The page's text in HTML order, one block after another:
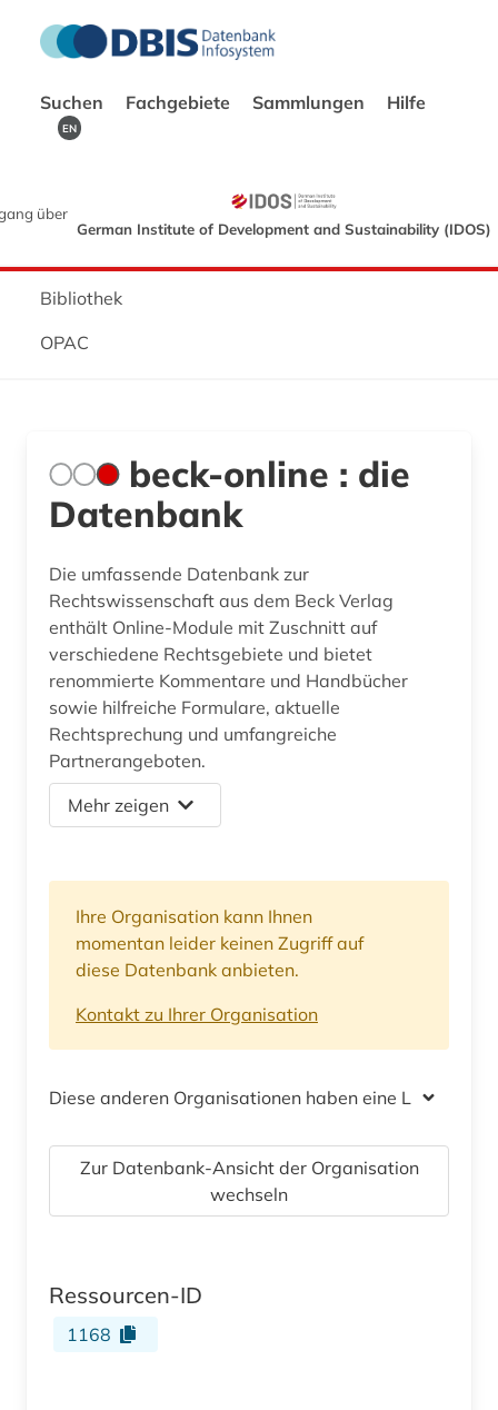
Suchen Fachgebiete Sammlungen Hilfe
EN
über
German Institute of Development and Sustainability (IDOS)
Bibliothek
OPAC
beck-online : die
Datenbank
Die umfassende Datenbank zur
Rechtswissenschaft aus dem Beck Verlag
enthält Online-Module mit Zuschnitt auf
verschiedene Rechtsgebiete und bietet
renommierte Kommentare und Handbücher
sowie hilfreiche Formulare, aktuelle
Rechtsprechung und umfangreiche
Partnerangeboten.
Mehr zeigen
Ihre Organisation kann Ihnen
momentan leider keinen Zugriff auf
diese Datenbank anbieten.
Kontakt zu Ihrer Organisation
Diese anderen Organisationen haben eine Lizenz
Zur Datenbank-Ansicht der Organisation
wechseln
Ressourcen-ID
1168